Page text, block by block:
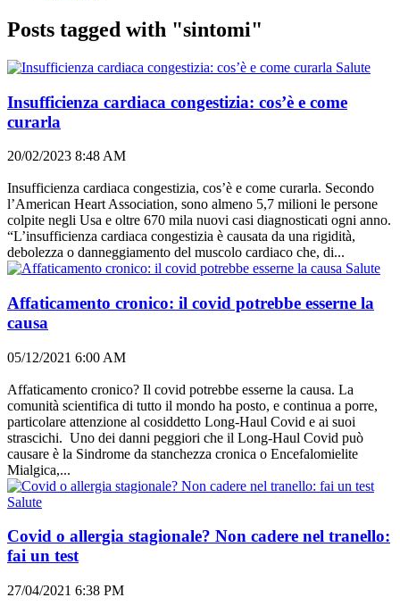
Posts tagged with "sintomi"
Salute
Insufficienza cardiaca congestizia: cos’è e come
curarla
20/02/2023 8:48 AM
Insufficienza cardiaca congestizia, cos’è e come curarla. Secondo
l’American Heart Association, sono almeno 5,7 milioni le persone
colpite negli Usa e oltre 670 mila nuovi casi diagnosticati ogni anno.
“L’insufficienza cardiaca congestizia è causata da una rigidità,
debolezza o danneggiamento del muscolo cardiaco che, di...
Salute
Affaticamento cronico: il covid potrebbe esserne la
causa
05/12/2021 6:00 AM
Affaticamento cronico? Il covid potrebbe esserne la causa. La
comunità scientifica di tutto il mondo ha posto, e continua a porre,
particolare attenzione al cosiddetto Long-Haul Covid e ai suoi
strascichi. Uno dei danni peggiori che il Long-Haul Covid può
causare è la Sindrome da stanchezza cronica o Encefalomielite
Mialgica,...
Salute
Covid o allergia stagionale? Non cadere nel tranello:
fai un test
27/04/2021 6:38 PM